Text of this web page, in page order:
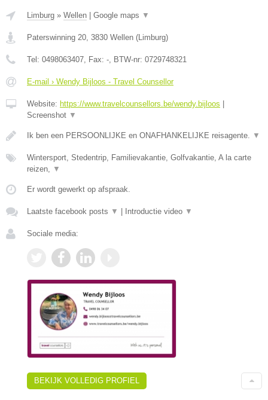
Limburg » Wellen Google maps ▼
Paterswinning 20 3830 Wellen ( Limburg)
Tel: 0498063407 , Fax: - , BTW-nr: 0729748321
E-mail › Wendy Bijloos - Travel Counsellor
Website: https://www.travelcounsellors.be/wendy.bijloos
Screenshot ▼
Ik ben een PERSOONLIJKE en ONAFHANKELIJKE reisagente. ▼
Wintersport, Stedentrip, Familievakantie, Golfvakantie, A la carte
reizen,
▼
Er wordt gewerkt op afspraak.
Laatste facebook posts ▼ Introductie video ▼
Sociale media:
BEKIJK VOLLEDIG PROFIEL